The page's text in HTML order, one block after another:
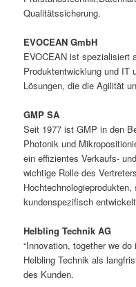
Qualitätssicherung.
EVOCEAN GmbH
EVOCEAN ist spezialisiert
Produktentwicklung und IT
Lösungen, die die Agilität
GMP SA
Seit 1977 ist GMP in den
Photonik und
ein effizientes Verkaufs-
wichtige Rolle des
kundenspezifisch
Helbling Technik AG
“Innovation, together we
Helbling Technik als
des Kunden.